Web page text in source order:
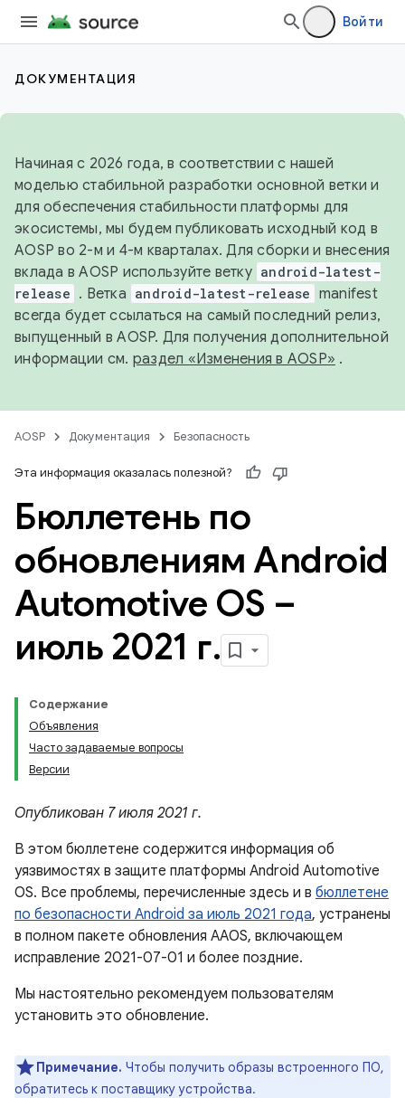
Войти
ДОКУМЕНТАЦИЯ
Начиная с 2026 года, в соответствии с нашей
моделью стабильной разработки основной ветки и
для обеспечения стабильности платформы для
экосистемы, мы будем публиковать исходный код в
AOSP во 2-м и 4-м кварталах. Для сборки и внесения
вклада в AOSP используйте ветку android-latest-
release . Ветка android-latest-release manifest
всегда будет ссылаться на самый последний релиз,
выпущенный в AOSP. Для получения дополнительной
информации см. раздел «Изменения в AOSP» .
AOSP Документация Безопасность
Эта информация оказалась полезной?
Бюллетень по
обновлениям Android
Automotive OS –
июль 2021 г.
Содержание
Объявления
Часто задаваемые вопросы
Версии
Опубликован 7 июля 2021 г.
В этом бюллетене содержится информация об
уязвимостях в защите платформы Android Automotive
OS. Все проблемы, перечисленные здесь и в бюллетене
по безопасности Android за июль 2021 года, устранены
в полном пакете обновления AAOS, включающем
исправление 2021-07-01 и более поздние.
Мы настоятельно рекомендуем пользователям
установить это обновление.
Примечание. Чтобы получить образы встроенного ПО,
обратитесь к поставщику устройства.